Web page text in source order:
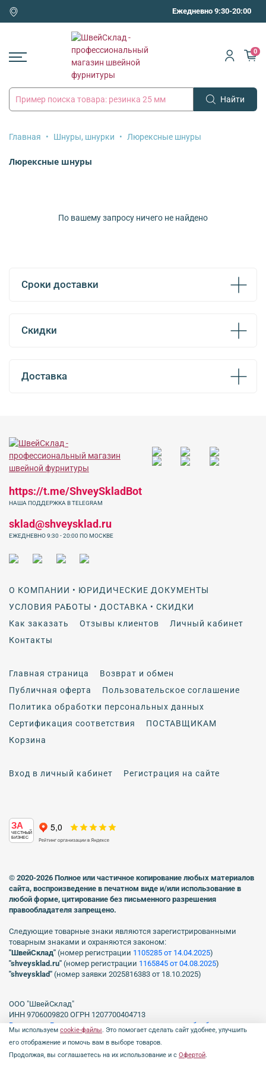
Ежедневно 9:30-20:00
Найти
0
Главная Шнуры, шнурки Люрексные шнуры
Люрексные шнуры
По вашему запросу ничего не найдено
Сроки доставки
Скидки
Доставка
О КОМПАНИИ • ЮРИДИЧЕСКИЕ ДОКУМЕНТЫ
УСЛОВИЯ РАБОТЫ • ДОСТАВКА • СКИДКИ
Как заказать
Отзывы клиентов
Личный кабинет
Контакты
Главная страница
Возврат и обмен
Публичная оферта
Пользовательское соглашение
Политика обработки персональных данных
Сертификация соответствия
ПОСТАВЩИКАМ
Корзина
Вход в личный кабинет Регистрация на сайте
https://t.me/ShveySkladBot
НАША ПОДДЕРЖКА В TELEGRAM
sklad@shveysklad.ru
ЕЖЕДНЕВНО 9:30 - 20:00 ПО МОСКВЕ
ЗА
ЧЕСТНЫЙ
БИЗНЕС
© 2020-2026 Полное или частичное копирование любых материалов
сайта, воспроизведение в печатном виде и/или использование в
любой форме, цитирование без письменного разрешения
правообладателя запрещено.
Следующие товарные знаки являются зарегистрированными
товарным знаками и охраняются законом:
"ШвейСклад" (номер регистрации 1105285 от 14.04.2025)
"shveуsklad.ru" (номер регистрации 1165845 от 04.08.2025)
"shveysklad" (номер заявки 2025816383 от 18.10.2025)
ООО "ШвейСклад"
ИНН 9706009820 ОГРН 1207700404713
Включен в Реестр операторов, осуществляющих обработку
персональных данных Роскомнадзора рег. № 77-23-150255, Приказ
№231 от 16.06.2023.
Мы используем cookie-файлы. Это помогает сделать сайт удобнее, улучшить
его отображение и помочь вам в выборе товаров.
Продолжая, вы соглашаетесь на их использование и с Офертой.